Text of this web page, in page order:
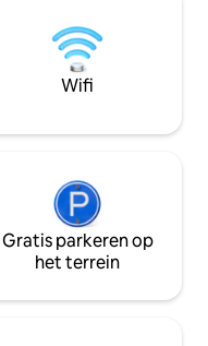
en een
zijn aanwezig.
Wifi
Gratis parkeren op
het terrein